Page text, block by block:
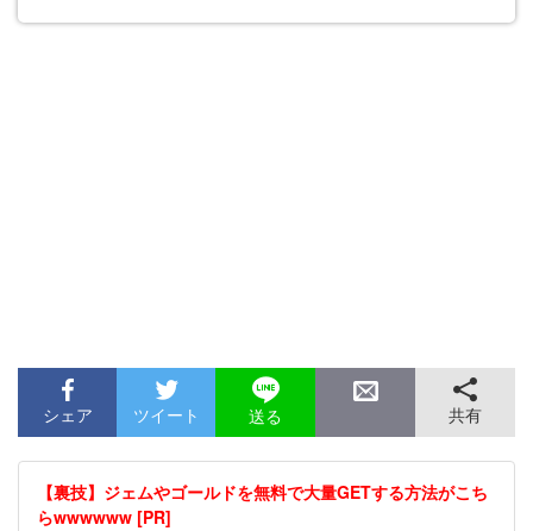
シェア ツイート 送る 共有
【裏技】ジェムやゴールドを無料で大量GETする方法がこち
らwwwwww [PR]